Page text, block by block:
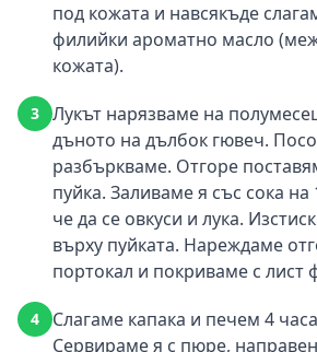
под кожата и навсякъде
филийки ароматно масло
кожата).
3
Лукът нарязваме на
дъното на дълбок гювеч.
разбъркваме. Отгоре
пуйка. Заливаме я със сока на
че да се овкуси и лука.
върху пуйката. Нареждаме
портокал и покриваме с лист
4
Слагаме капака и печем 4
Сервираме я с пюре,